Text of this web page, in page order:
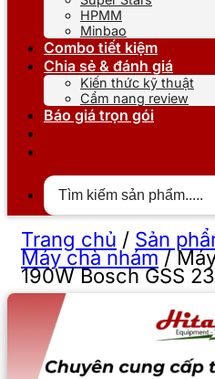
HPMM
Minbao
Combo tiết kiệm
Chia sẻ & đánh giá
Kiến thức kỹ thuật
Cẩm nang review
Báo giá trọn gói
Trang chủ / Sản
Máy chà nhám/
190W Bosch GSS